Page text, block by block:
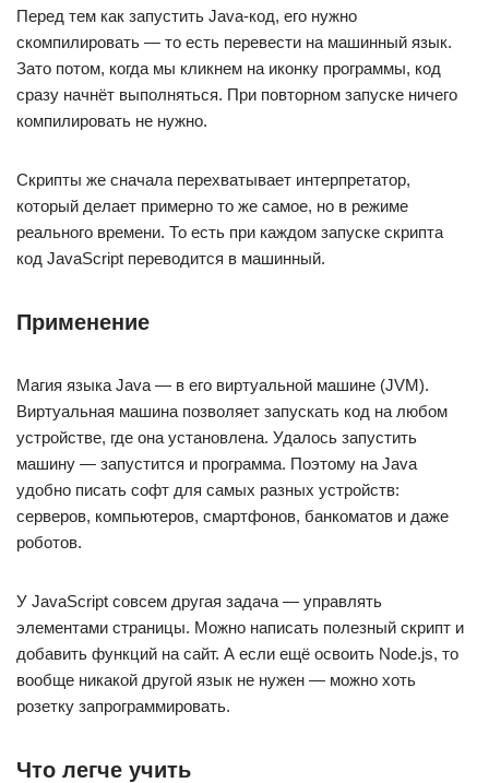
Перед тем как запустить Java-код, его нужно
скомпилировать — то есть перевести на машинный язык.
Зато потом, когда мы кликнем на иконку программы, код
сразу начнёт выполняться. При повторном запуске ничего
компилировать не нужно.
Скрипты же сначала перехватывает интерпретатор,
который делает примерно то же самое, но в режиме
реального времени. То есть при каждом запуске скрипта
код JavaScript переводится в машинный.
Применение
Магия языка Java — в его виртуальной машине (JVM).
Виртуальная машина позволяет запускать код на любом
устройстве, где она установлена. Удалось запустить
машину — запустится и программа. Поэтому на Java
удобно писать софт для самых разных устройств:
серверов, компьютеров, смартфонов, банкоматов и даже
роботов.
У JavaScript совсем другая задача — управлять
элементами страницы. Можно написать полезный скрипт и
добавить функций на сайт. А если ещё освоить Node.js, то
вообще никакой другой язык не нужен — можно хоть
розетку запрограммировать.
Что легче учить